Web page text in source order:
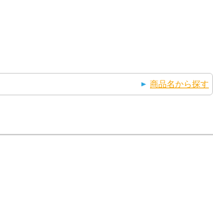
商品名から探す